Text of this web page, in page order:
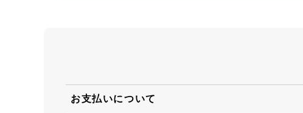
お支払いについて